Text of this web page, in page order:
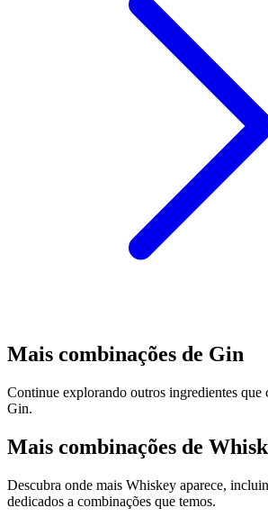
Mais combinações de Gin
Continue explorando outros ingredientes que
Gin.
Mais combinações de
Descubra onde mais Whiskey aparece,
dedicados a combinações que temos.